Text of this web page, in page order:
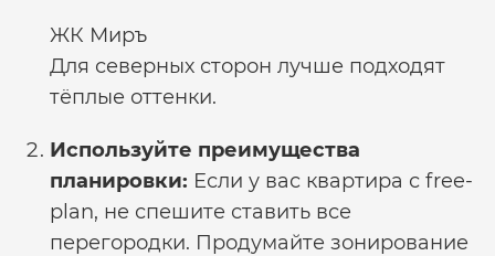
ЖК Миръ
Для северных сторон лучше подходят
тёплые оттенки.
Используйте преимущества
планировки: Если у вас квартира с free-
plan, не спешите ставить все
перегородки. Продумайте зонирование